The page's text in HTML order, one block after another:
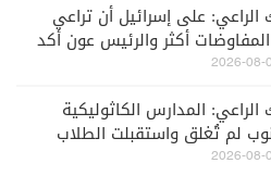
الراعي: على إسرائيل أن تراعي
أكثر والرئيس عون أكد
في روما جيدة
الراعي: المدارس الكاثوليكية
لم تُغلق واستقبلت الطلاب
وضع الأقساط ونحن مع أهل